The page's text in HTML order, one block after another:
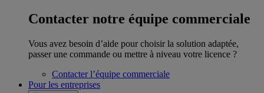
Contacter notre équipe commerciale
Vous avez besoin d’aide pour choisir la solution adaptée,
passer une commande ou mettre à niveau votre licence ?
Contacter l’équipe commerciale
Pour les entreprises